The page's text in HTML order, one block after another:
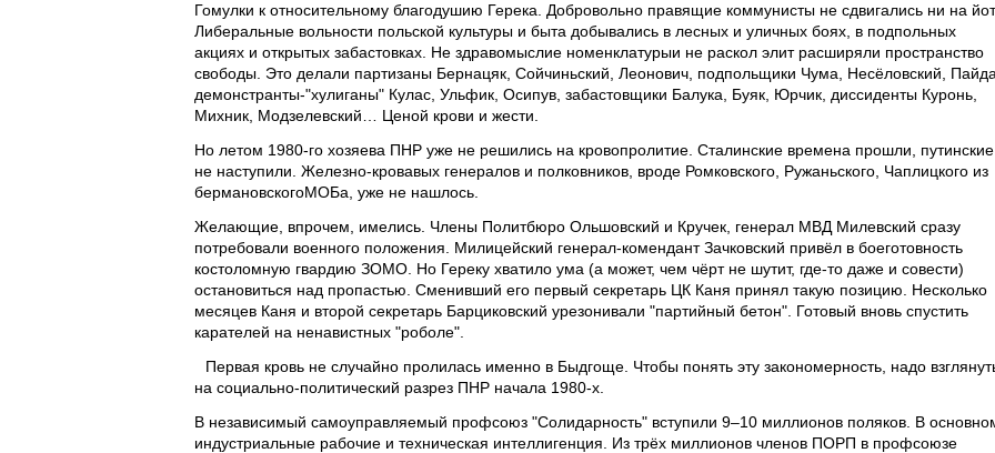
Гомулки к относительному благодушию Герека. Добровольно правящие коммунисты не сдвигались ни на
Либеральные вольности польской культуры и быта добывались в лесных и уличных боях, в подпольных
акциях и открытых забастовках. Не здравомыслие номенклатурыи не раскол элит расширяли пространство
свободы. Это делали партизаны Бернацяк, Сойчиньский, Леонович, подпольщики Чума, Несёловский,
демонстранты-"хулиганы" Кулас, Ульфик, Осипув, забастовщики Балука, Буяк, Юрчик, диссиденты Куронь,
Михник, Модзелевский… Ценой крови и жести.
Но летом 1980-го хозяева ПНР уже не решились на кровопролитие. Сталинские времена прошли, путинские
не наступили. Железно-кровавых генералов и полковников, вроде Ромковского, Ружаньского, Чаплицкого из
бермановскогоМОБа, уже не нашлось.
Желающие, впрочем, имелись. Члены Политбюро Ольшовский и Кручек, генерал МВД Милевский сразу
потребовали военного положения. Милицейский генерал-комендант Зачковский привёл в боеготовность
костоломную гвардию ЗОМО. Но Гереку хватило ума (а может, чем чёрт не шутит, где-то даже и совести)
остановиться над пропастью. Сменивший его первый секретарь ЦК Каня принял такую позицию. Несколько
месяцев Каня и второй секретарь Барциковский урезонивали "партийный бетон". Готовый вновь спустить
карателей на ненавистных "роболе".
Первая кровь не случайно пролилась именно в Быдгоще. Чтобы понять эту закономерность, надо
на социально-политический разрез ПНР начала 1980-х.
В независимый самоуправляемый профсоюз "Солидарность" вступили 9–10 миллионов поляков. В
индустриальные рабочие и техническая интеллигенция. Из трёх миллионов членов ПОРП в профсоюзе